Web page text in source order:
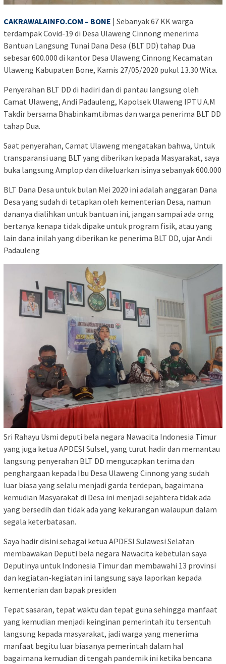
CAKRAWALAINFO.COM – BONE | Sebanyak 67 KK warga
terdampak Covid-19 di Desa Ulaweng Cinnong menerima
Bantuan Langsung Tunai Dana Desa (BLT DD) tahap Dua
sebesar 600.000 di kantor Desa Ulaweng Cinnong Kecamatan
Ulaweng Kabupaten Bone, Kamis 27/05/2020 pukul 13.30 Wita.
Penyerahan BLT DD di hadiri dan di pantau langsung oleh
Camat Ulaweng, Andi Padauleng, Kapolsek Ulaweng IPTU A.M
Takdir bersama Bhabinkamtibmas dan warga penerima BLT DD
tahap Dua.
Saat penyerahan, Camat Ulaweng mengatakan bahwa, Untuk
transparansi uang BLT yang diberikan kepada Masyarakat, saya
buka langsung Amplop dan dikeluarkan isinya sebanyak 600.000
BLT Dana Desa untuk bulan Mei 2020 ini adalah anggaran Dana
Desa yang sudah di tetapkan oleh kementerian Desa, namun
dananya dialihkan untuk bantuan ini, jangan sampai ada orng
bertanya kenapa tidak dipake untuk program fisik, atau yang
lain dana inilah yang diberikan ke penerima BLT DD, ujar Andi
Padauleng
Sri Rahayu Usmi deputi bela negara Nawacita Indonesia Timur
yang juga ketua APDESI Sulsel, yang turut hadir dan memantau
langsung penyerahan BLT DD mengucapkan terima dan
penghargaan kepada Ibu Desa Ulaweng Cinnong yang sudah
luar biasa yang selalu menjadi garda terdepan, bagaimana
kemudian Masyarakat di Desa ini menjadi sejahtera tidak ada
yang bersedih dan tidak ada yang kekurangan walaupun dalam
segala keterbatasan.
Saya hadir disini sebagai ketua APDESI Sulawesi Selatan
membawakan Deputi bela negara Nawacita kebetulan saya
Deputinya untuk Indonesia Timur dan membawahi 13 provinsi
dan kegiatan-kegiatan ini langsung saya laporkan kepada
kementerian dan bapak presiden
Tepat sasaran, tepat waktu dan tepat guna sehingga manfaat
yang kemudian menjadi keinginan pemerintah itu tersentuh
langsung kepada masyarakat, jadi warga yang menerima
manfaat begitu luar biasanya pemerintah dalam hal
bagaimana kemudian di tengah pandemik ini ketika bencana